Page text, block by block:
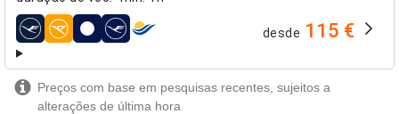
companhias aéreas desde 115 €
Preços com base em pesquisas recentes, sujeitos a
alterações de última hora